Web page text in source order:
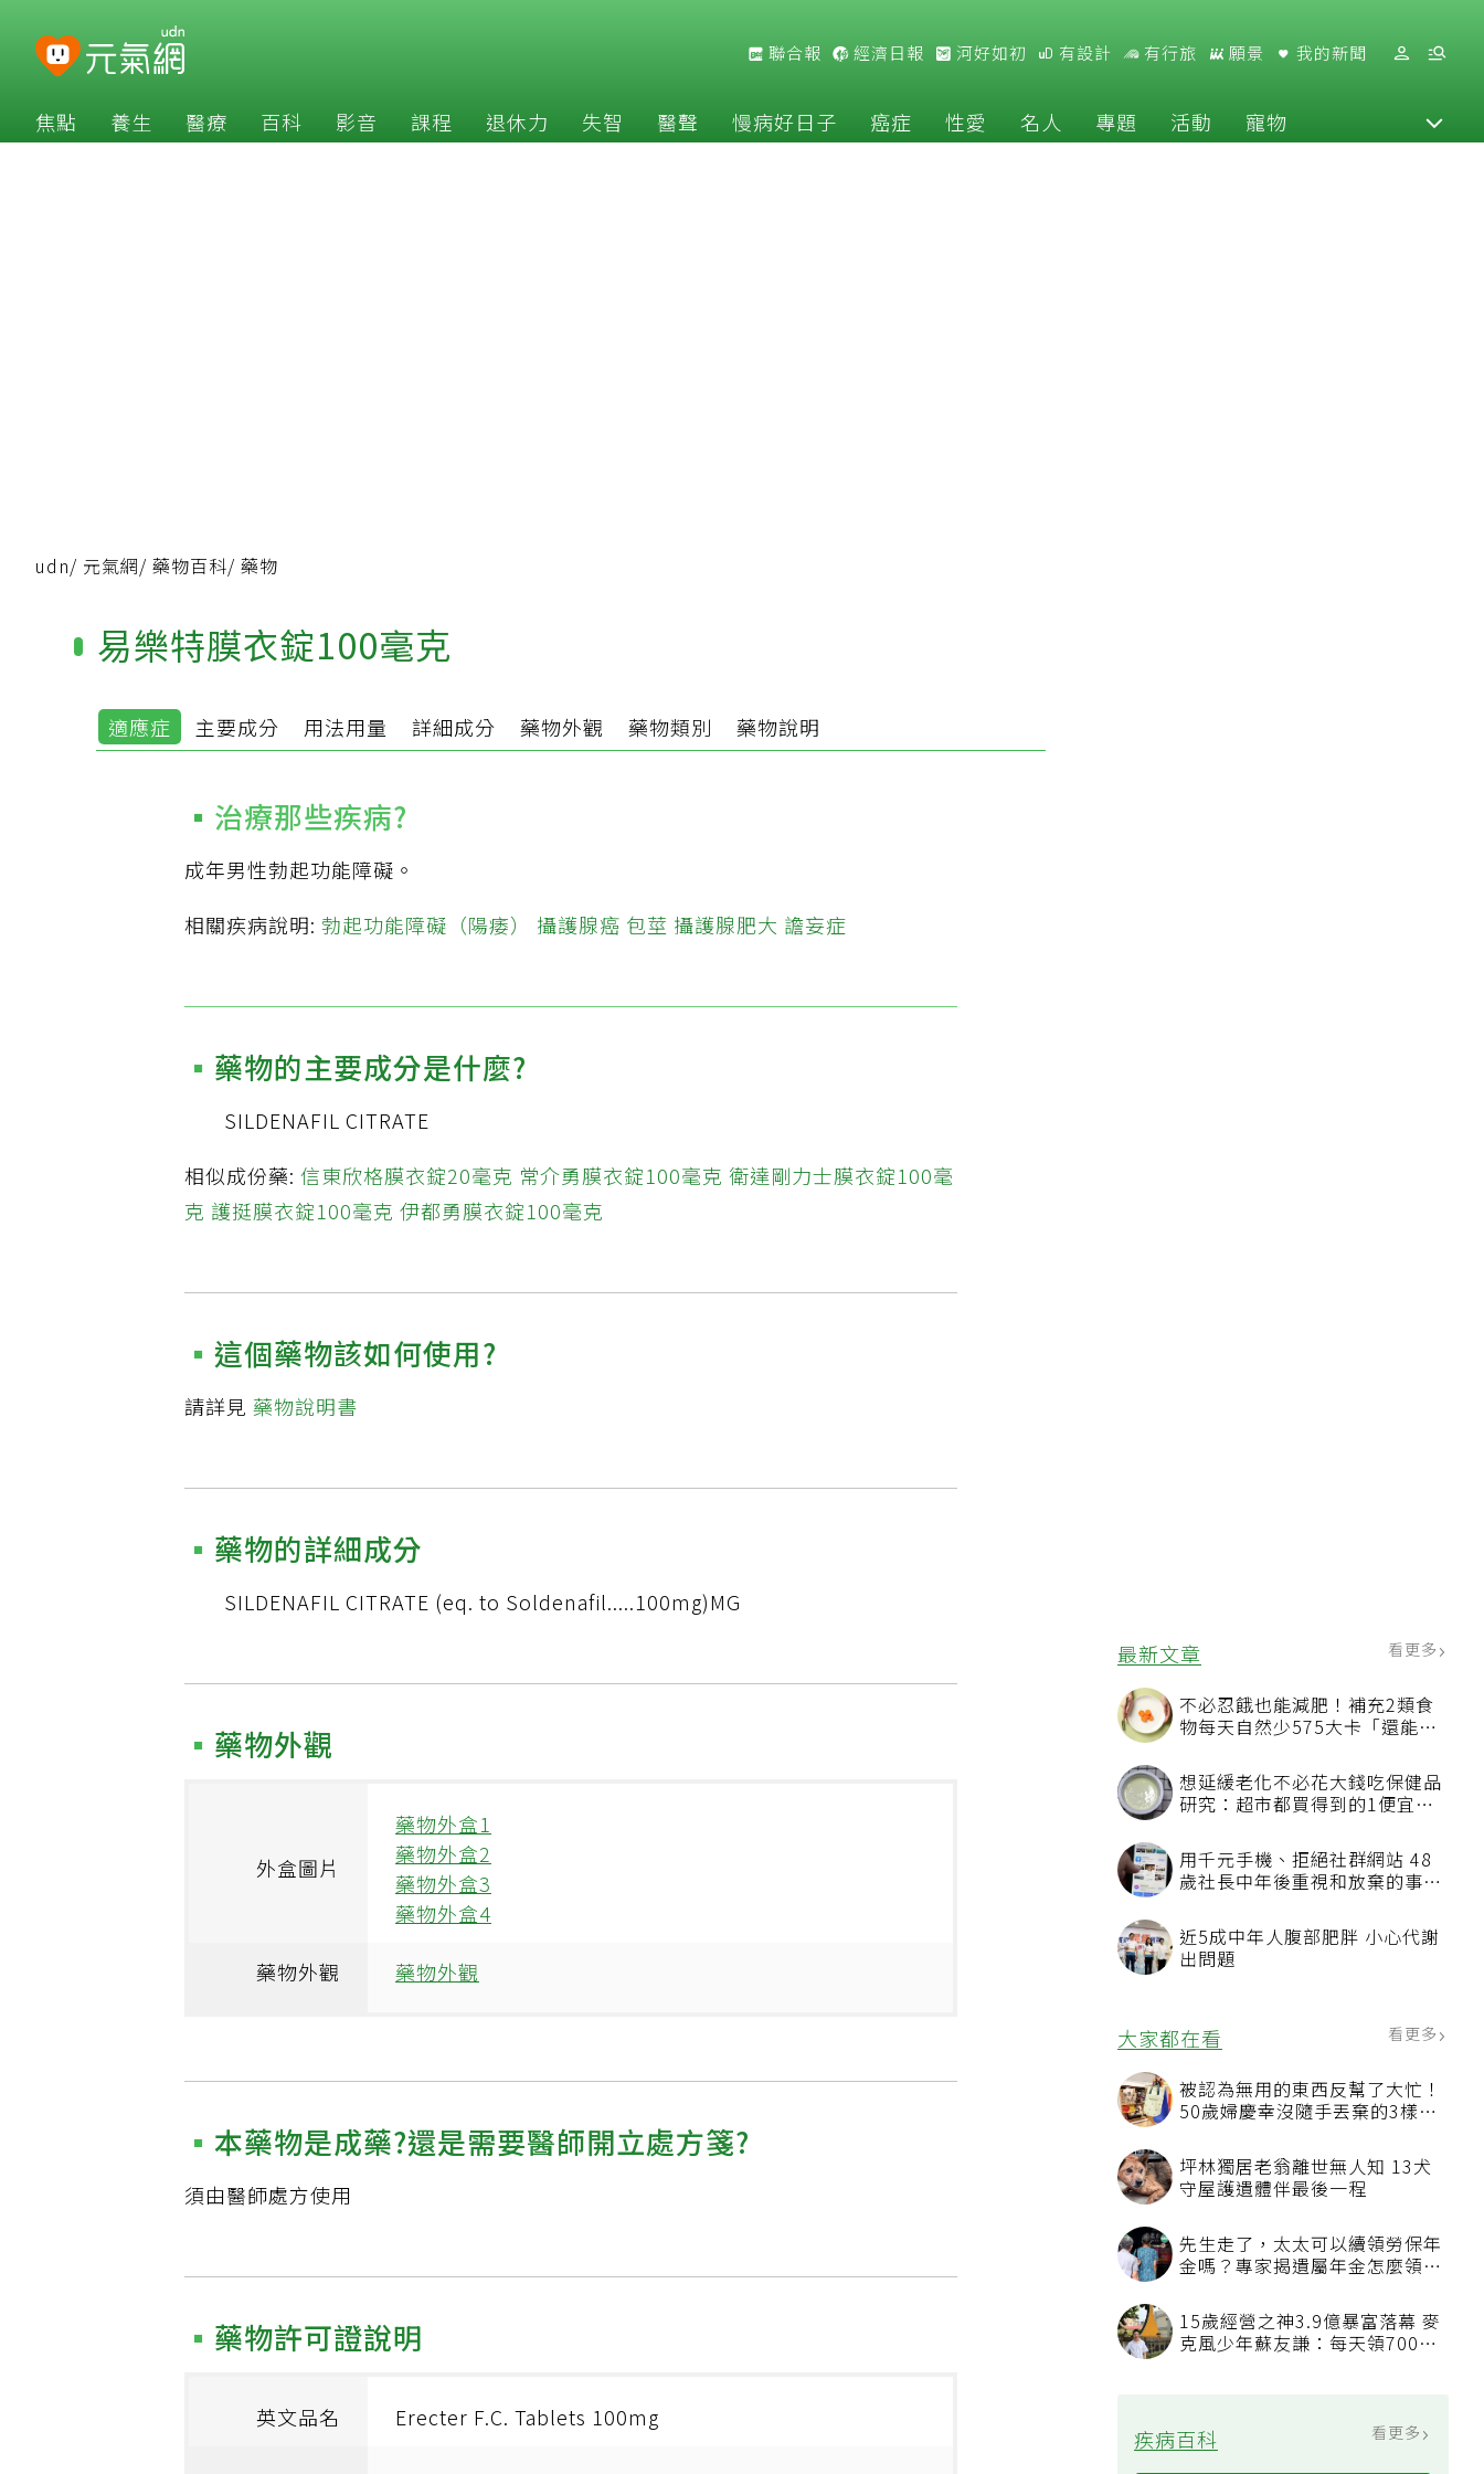
聯合報 經濟日報 河好如初 有設計 有行旅 願景 我的新聞
焦點 養生 醫療 百科 影音 課程 退休力 失智 醫聲 慢病好日子 癌症 性愛 名人 專題 活動 寵物
最新文章 看更多
不必忍餓也能減肥！補充2類食
物每天自然少575大卡「還能吃
想延緩老化不必花大錢吃保健品
研究：超市都買得到的1便宜食
用千元手機、拒絕社群網站 48
歲社長中年後重視和放棄的事：
近5成中年人腹部肥胖 小心代謝
出問題
大家都在看 看更多
被認為無用的東西反幫了大忙！
50歲婦慶幸沒隨手丟棄的3樣物
坪林獨居老翁離世無人知 13犬
守屋護遺體伴最後一程
先生走了，太太可以續領勞保年
金嗎？專家揭遺屬年金怎麼領，
15歲經營之神3.9億暴富落幕 麥
克風少年蘇友謙：每天領700元
疾病百科 看更多
udn/ 元氣網/ 藥物百科/ 藥物
易樂特膜衣錠100毫克
適應症 主要成分 用法用量 詳細成分 藥物外觀 藥物類別 藥物說明
治療那些疾病?
成年男性勃起功能障礙。
相關疾病說明: 勃起功能障礙（陽痿） 攝護腺癌 包莖 攝護腺肥大 譫妄症
藥物的主要成分是什麼?
SILDENAFIL CITRATE
相似成份藥: 信東欣格膜衣錠20毫克 常介勇膜衣錠100毫克 衛達剛力士膜衣錠100毫
克 護挺膜衣錠100毫克 伊都勇膜衣錠100毫克
這個藥物該如何使用?
請詳見 藥物說明書
藥物的詳細成分
SILDENAFIL CITRATE (eq. to Soldenafil.....100mg)MG
藥物外觀
外盒圖片
藥物外盒1
藥物外盒2
藥物外盒3
藥物外盒4
藥物外觀 藥物外觀
本藥物是成藥?還是需要醫師開立處方箋?
須由醫師處方使用
藥物許可證說明
英文品名 Erecter F.C. Tablets 100mg